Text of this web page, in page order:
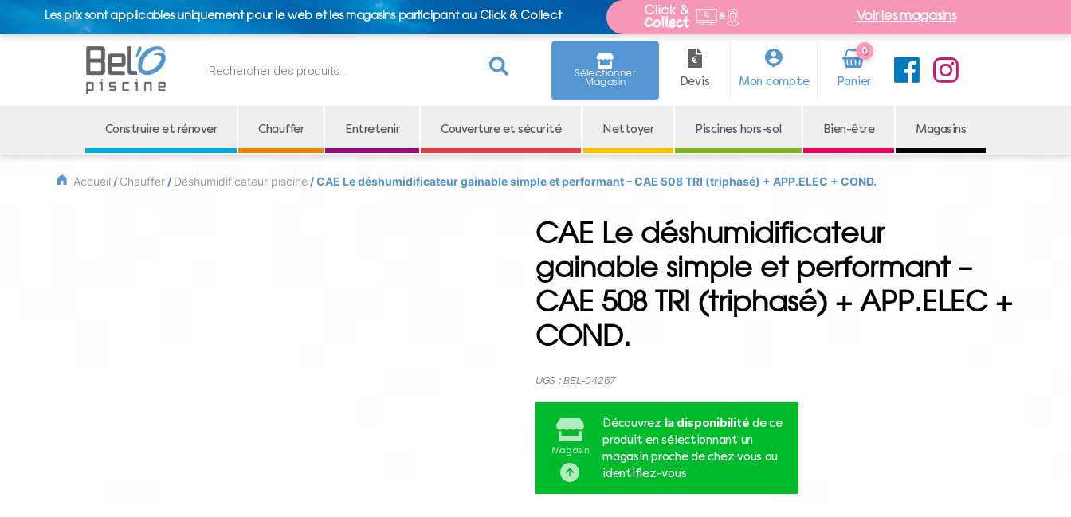
Les prix sont applicables uniquement pour le web et les magasins participant au Click & Collect Voir les magasins
de
Sélectionner
Magasin Devis Mon compte
0
Arti
cle
Construire et rénover Chauffer Entretenir Couverture et sécurité Nettoyer Piscines hors-sol Bien-être Magasins
Accueil / Chauffer / Déshumidificateur piscine / CAE Le déshumidificateur gainable simple et performant – CAE 508 TRI (triphasé) + APP.ELEC + COND.
CAE Le déshumidificateur
gainable simple et performant –
CAE 508 TRI (triphasé) + APP.ELEC +
COND.
Magasin
Découvrez la disponibilité de ce
produit en sélectionnant un
magasin proche de chez vous ou
identifiez-vous
UGS :BEL-04267